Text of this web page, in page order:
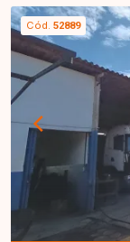
social,
garagem. O
oferecer
e
encontra-se
projeto, já
padrão de
uma
saiba mais
Cód. 52889